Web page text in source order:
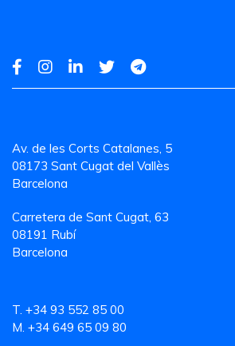
Av. de les Corts Catalanes, 5
08173 Sant Cugat del Vallès
Barcelona
Carretera de Sant Cugat, 63
08191 Rubí
Barcelona
T. +34 93 552 85 00
M. +34 649 65 09 80